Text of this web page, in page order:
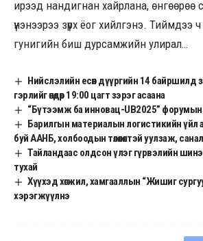
ирээд нандигнан хайрлана, өнгөөрөө
үнэнээрээ зүрх ёог хийлгэнэ. Тиймдээ
гунигийн биш дурсамжийн улирал…
Нийслэлийн есөн дүүргийн 14 байршилд
гэрлийг өнөөдөр 19:00 цагт зэрэг асаана
“Бүтээмж ба инновац-UB2025”
Барилгын материалын логистикийн үйл
буй ААНБ, холбоодын төлөөлөлтэй уулзаж,
Тайландаас олдсон үлэг гүрвэлийн шинэ
тухай
Хүүхэд хөгжил, хамгааллын “Жишиг
хэрэгжүүлнэ